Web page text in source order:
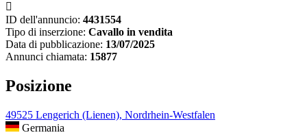

ID dell'annuncio: 4431554
Tipo di inserzione: Cavallo in vendita
Data di pubblicazione: 13/07/2025
Annunci chiamata: 15877
Posizione
49525 Lengerich (Lienen), Nordrhein-Westfalen
Germania